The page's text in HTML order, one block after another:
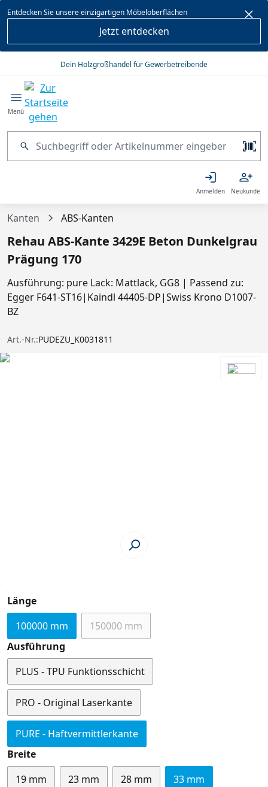
springen
Entdecken Sie unsere einzigartigen Möbeloberflächen
Jetzt entdecken
Dein Holzgroßhandel für Gewerbetreibende
Menü
Anmelden Neukunde
Kanten ABS-Kanten
Rehau ABS-Kante 3429E Beton Dunkelgrau
Prägung 170
Ausführung: pure Lack: Mattlack, GG8 | Passend zu:
Egger F641-ST16|Kaindl 44405-DP|Swiss Krono D1007-
BZ
Art.-Nr.:PUDEZU_K0031811
Längeauswählen
100000 mm
150000 mm(Diese Option ist zurzeit nicht
Ausführung
PLUS - TPU Funktionsschicht
PRO - Original Laserkante
PURE - Haftvermittlerkante
Breiteauswählen
19 mm
23 mm 28 mm 33 mm